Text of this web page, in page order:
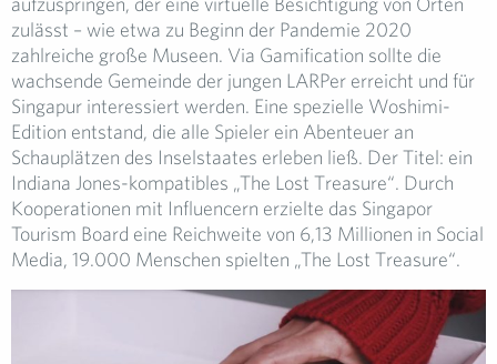
zulässt – wie etwa zu Beginn der Pandemie 2020
zahlreiche große Museen. Via Gamification sollte die
wachsende Gemeinde der jungen LARPer erreicht und für
Singapur interessiert werden. Eine spezielle Woshimi-
Edition entstand, die alle Spieler ein Abenteuer an
Schauplätzen des Inselstaates erleben ließ. Der Titel: ein
Indiana Jones-kompatibles „The Lost Treasure“. Durch
Kooperationen mit Influencern erzielte das Singapor
Tourism Board eine Reichweite von 6,13 Millionen in Social
Media, 19.000 Menschen spielten „The Lost Treasure“.